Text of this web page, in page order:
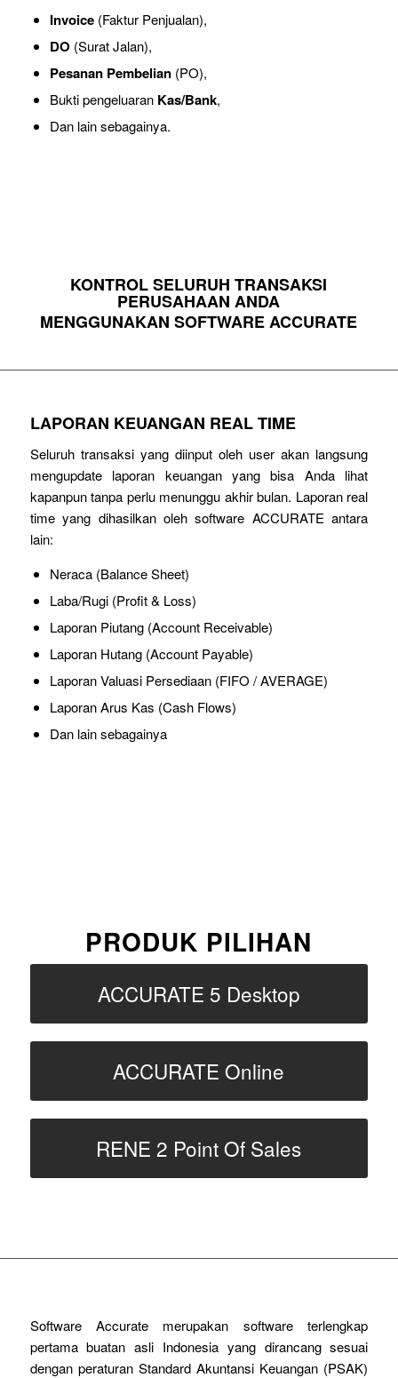
Invoice(Faktur Penjualan),
DO (Surat Jalan),
Pesanan Pembelian(PO),
Bukti pengeluaran Kas/Bank,
Dan lain sebagainya.
KONTROL SELURUH TRANSAKSI
PERUSAHAAN ANDA
MENGGUNAKAN SOFTWARE ACCURATE
LAPORAN KEUANGAN REAL TIME
Seluruh transaksi yang diinput oleh user akan langsung
mengupdate laporan keuangan yang bisa Anda lihat
kapanpun tanpa perlu menunggu akhir bulan. Laporan real
time yang dihasilkan oleh software ACCURATE antara
lain:
Neraca (Balance Sheet)
Laba/Rugi (Profit & Loss)
Laporan Piutang (Account Receivable)
Laporan Hutang (Account Payable)
Laporan Valuasi Persediaan (FIFO / AVERAGE)
Laporan Arus Kas (Cash Flows)
Dan lain sebagainya
PRODUK PILIHAN
ACCURATE 5 Desktop
ACCURATE Online
RENE 2 Point Of Sales
Software Accurate merupakan software terlengkap
pertama buatan asli Indonesia yang dirancang sesuai
dengan peraturan Standard Akuntansi Keuangan (PSAK)